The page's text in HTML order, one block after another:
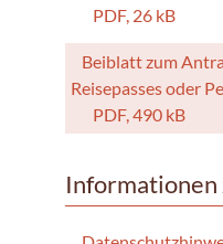
PDF, 26 kB
Beiblatt zum
Reisepasses oder
PDF, 490 kB
Informationen